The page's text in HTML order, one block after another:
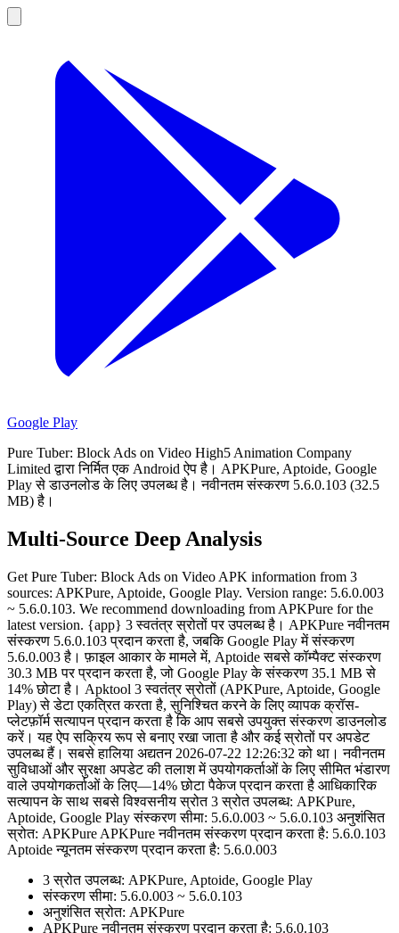
Google Play
Pure Tuber: Block Ads on Video High5 Animation Company
Limited द्वारा निर्मित एक Android ऐप है। APKPure, Aptoide, Google
Play से डाउनलोड के लिए उपलब्ध है। नवीनतम संस्करण 5.6.0.103 (32.5
MB) है।
Multi-Source Deep Analysis
Get Pure Tuber: Block Ads on Video APK information from 3
sources: APKPure, Aptoide, Google Play. Version range: 5.6.0.003
~ 5.6.0.103. We recommend downloading from APKPure for the
latest version. {app} 3 स्वतंत्र स्रोतों पर उपलब्ध है। APKPure नवीनतम
संस्करण 5.6.0.103 प्रदान करता है, जबकि Google Play में संस्करण
5.6.0.003 है। फ़ाइल आकार के मामले में, Aptoide सबसे कॉम्पैक्ट संस्करण
30.3 MB पर प्रदान करता है, जो Google Play के संस्करण 35.1 MB से
14% छोटा है। Apktool 3 स्वतंत्र स्रोतों (APKPure, Aptoide, Google
Play) से डेटा एकत्रित करता है, सुनिश्चित करने के लिए व्यापक क्रॉस-
प्लेटफ़ॉर्म सत्यापन प्रदान करता है कि आप सबसे उपयुक्त संस्करण डाउनलोड
करें। यह ऐप सक्रिय रूप से बनाए रखा जाता है और कई स्रोतों पर अपडेट
उपलब्ध हैं। सबसे हालिया अद्यतन 2026-07-22 12:26:32 को था। नवीनतम
सुविधाओं और सुरक्षा अपडेट की तलाश में उपयोगकर्ताओं के लिए सीमित भंडारण
वाले उपयोगकर्ताओं के लिए—14% छोटा पैकेज प्रदान करता है आधिकारिक
सत्यापन के साथ सबसे विश्वसनीय स्रोत 3 स्रोत उपलब्ध: APKPure,
Aptoide, Google Play संस्करण सीमा: 5.6.0.003 ~ 5.6.0.103 अनुशंसित
स्रोत: APKPure APKPure नवीनतम संस्करण प्रदान करता है: 5.6.0.103
Aptoide न्यूनतम संस्करण प्रदान करता है: 5.6.0.003
3 स्रोत उपलब्ध: APKPure, Aptoide, Google Play
संस्करण सीमा: 5.6.0.003 ~ 5.6.0.103
अनुशंसित स्रोत: APKPure
APKPure नवीनतम संस्करण प्रदान करता है: 5.6.0.103